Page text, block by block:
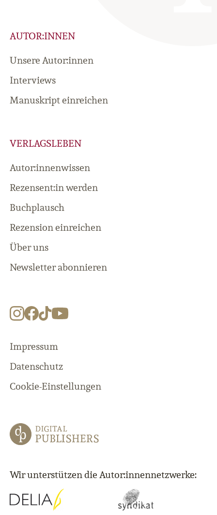
AUTOR:INNEN
Unsere Autor:innen
Interviews
Manuskript einreichen
VERLAGSLEBEN
Autor:innenwissen
Rezensent:in werden
Buchplausch
Rezension einreichen
Über uns
Newsletter abonnieren
Impressum
Datenschutz
Cookie-Einstellungen
Wir unterstützen die Autor:innennetzwerke: